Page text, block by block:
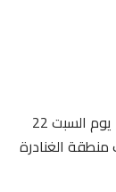
في إطار تفعيل المقاربة الأمنية والتكثيف من الدوريات من طرف عناصر الدرك الملكي بالزمامرة ، تمكنت مساء يوم السبت 22
سرقة طالت منطقة الغنادرة